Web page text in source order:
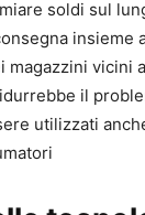
soldi sul
insieme
vicini
il
utilizzati